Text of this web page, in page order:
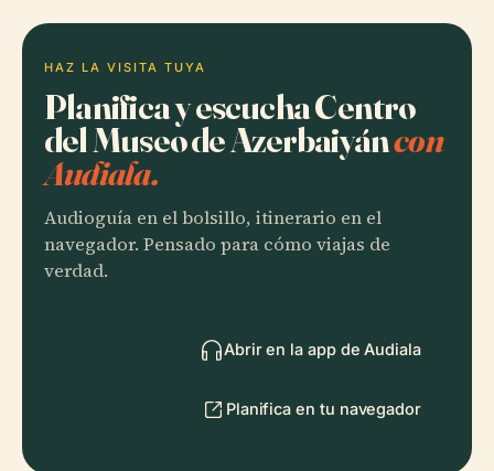
HAZ LA VISITA TUYA
Planifica y escucha Centro
del Museo de Azerbaiyáncon
Audiala.
Audioguía en el bolsillo, itinerario en el
navegador. Pensado para cómo viajas de
verdad.
Abrir en la app de Audiala
Planifica en tu navegador